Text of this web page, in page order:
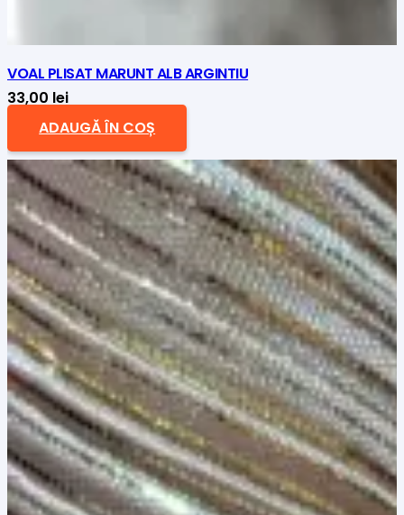
VOAL PLISAT MARUNT ALB ARGINTIU
33,00 lei
ADAUGĂ ÎN COȘ